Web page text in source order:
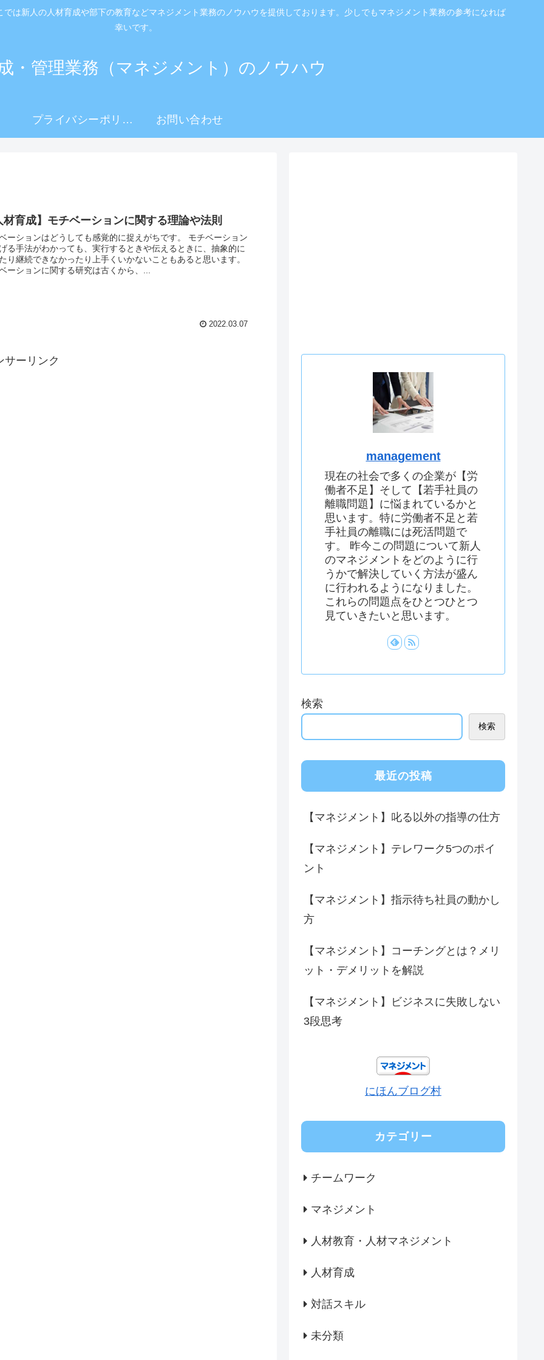
は新人の人材育成や部下の教育などマネジメント業務のノウハウを提供しております。少しでもマネジメント業務の参考になれば
幸いです。
・管理業務（マネジメント）のノウハウ
プライバシーポリシ お問い合わせ
材育成】モチベーションに関する理論や法則
ーションはどうしても感覚的に捉えがちです。 モチベーション
る手法がわかっても、実行するときや伝えるときに、抽象的に
り継続できなかったり上手くいかないこともあると思います。
ーションに関する研究は古くから、...
2022.03.07
サーリンク
management
現在の社会で多くの企業が【労
働者不足】そして【若手社員の
離職問題】に悩まれているかと
思います。特に労働者不足と若
手社員の離職には死活問題で
す。 昨今この問題について新人
のマネジメントをどのように行
うかで解決していく方法が盛ん
に行われるようになりました。
これらの問題点をひとつひとつ
見ていきたいと思います。
検索
検索
最近の投稿
【マネジメント】叱る以外の指導の仕方
【マネジメント】テレワーク5つのポイ
ント
【マネジメント】指示待ち社員の動かし
方
【マネジメント】コーチングとは？メリ
ット・デメリットを解説
【マネジメント】ビジネスに失敗しない
3段思考
にほんブログ村
カテゴリー
チームワーク
マネジメント
人材教育・人材マネジメント
人材育成
対話スキル
未分類